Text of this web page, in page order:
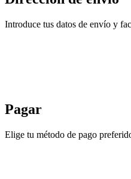
Introduce tus datos de envío y
Pagar
Elige tu método de pago